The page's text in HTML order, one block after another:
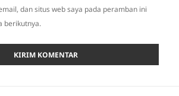
dan situs web saya pada peramban ini
berikutnya.